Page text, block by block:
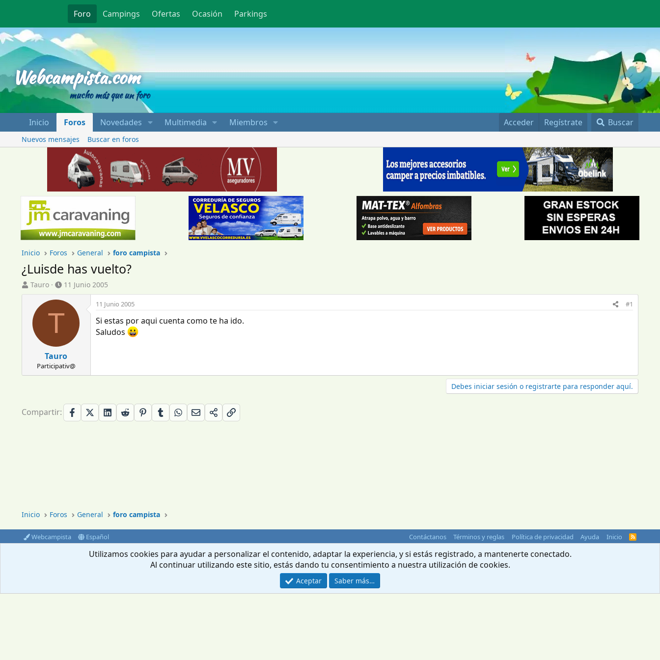
Foro Campings Ofertas Ocasión Parkings
Webcampista.com
mucho más que un foro
Inicio Foros Novedades Multimedia Miembros Acceder Regístrate Buscar
Nuevos mensajes Buscar en foros
Inicio Foros General foro campista
¿Luisde has vuelto?
I
n
a
e
m
Tauro
F
e
c
h
n
i
c
11 Junio 2005
T
Tauro
Participativ@
11 Junio 2005 #1
Si estas por aqui cuenta como te ha ido.
Saludos
Debes iniciar sesión o registrarte para responder aquí.
Compartir:
Inicio Foros General foro campista
Webcampista Español Contáctanos Términos y reglas Política de privacidad Ayuda Inicio
R
S
Community platform by XenForo © 2010-2024 XenForo Ltd.
Utilizamos cookies para ayudar a personalizar el contenido, adaptar la experiencia, y si estás registrado, a mantenerte conectado.
Al continuar utilizando este sitio, estás dando tu consentimiento a nuestra utilización de cookies.
Aceptar Saber más…